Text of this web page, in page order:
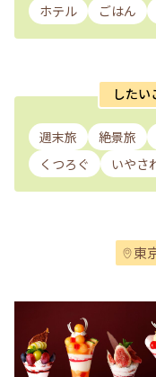
ホテル
ごはん
した
週末旅 絶景旅
くつろぐ
いやさ
東